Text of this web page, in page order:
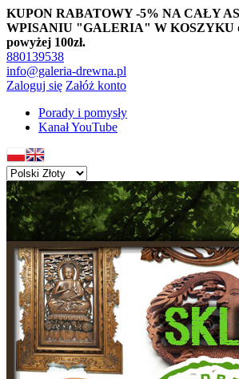
KUPON RABATOWY -5% NA CAŁY
WPISANIU "GALERIA" W KOSZYKU
powyżej 100zł.
880139538
info@galeria-drewna.pl
Zaloguj się Załóż konto
Porady i pomysły
Kanał YouTube